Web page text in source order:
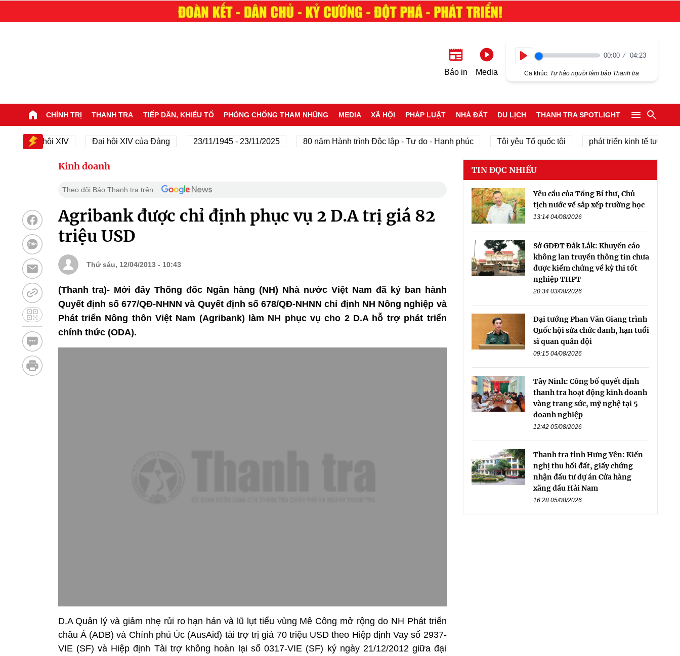
Báo in Media
00:00 04:23
Ca khúc: Tự hào người làm báo Thanh tra
CHÍNH TRỊ THANH TRA TIẾP DÂN, KHIẾU TỐ PHÒNG CHỐNG THAM NHŨNG MEDIA XÃ HỘI PHÁP LUẬT NHÀ ĐẤT DU LỊCH THANH TRA SPOTLIGHT
Đại hội XIV Đại hội XIV của Đảng 23/11/1945 - 23/11/2025 80 năm Hành trình Độc lập - Tự do - Hạnh phúc Tôi yêu Tổ quốc tôi phát triển kinh tế tư nhân
Kinh doanh
Theo dõi Báo Thanh tra trên
Agribank được chỉ định phục vụ 2 D.A trị giá 82
triệu USD
Thứ sáu, 12/04/2013 - 10:43
(Thanh tra)- Mới đây Thống đốc Ngân hàng (NH) Nhà nước Việt Nam đã ký ban hành
Quyết định số 677/QĐ-NHNN và Quyết định số 678/QĐ-NHNN chỉ định NH Nông nghiệp và
Phát triển Nông thôn Việt Nam (Agribank) làm NH phục vụ cho 2 D.A hỗ trợ phát triển
chính thức (ODA).
D.A Quản lý và giảm nhẹ rủi ro hạn hán và lũ lụt tiểu vùng Mê Công mở rộng do NH Phát triển
châu Á (ADB) và Chính phủ Úc (AusAid) tài trợ trị giá 70 triệu USD theo Hiệp định Vay số 2937-
VIE (SF) và Hiệp định Tài trợ không hoàn lại số 0317-VIE (SF) ký ngày 21/12/2012 giữa đại
TIN ĐỌC NHIỀU
Yêu cầu của Tổng Bí thư, Chủ
tịch nước về sắp xếp trường học
13:14 04/08/2026
Sở GDĐT Đắk Lắk: Khuyến cáo
không lan truyền thông tin chưa
được kiểm chứng về kỳ thi tốt
nghiệp THPT
20:34 03/08/2026
Đại tướng Phan Văn Giang trình
Quốc hội sửa chức danh, hạn tuổi
sĩ quan quân đội
09:15 04/08/2026
Tây Ninh: Công bố quyết định
thanh tra hoạt động kinh doanh
vàng trang sức, mỹ nghệ tại 5
doanh nghiệp
12:42 05/08/2026
Thanh tra tỉnh Hưng Yên: Kiến
nghị thu hồi đất, giấy chứng
nhận đầu tư dự án Cửa hàng
xăng dầu Hải Nam
16:28 05/08/2026